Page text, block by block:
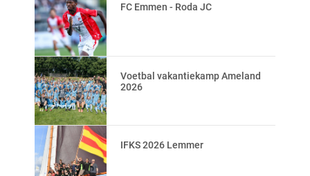
FC Emmen - Roda JC
Voetbal vakantiekamp Ameland
2026
IFKS 2026 Lemmer